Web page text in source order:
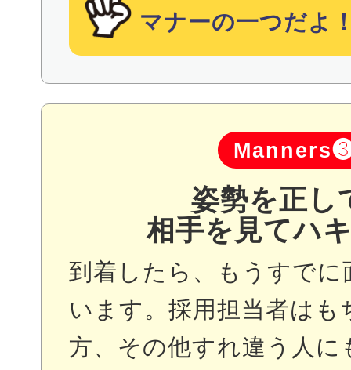
マナーの一つだよ
姿勢を正し
相手を見てハ
到着したら、もうすでに
います。採用担当者はも
方、その他すれ違う人に